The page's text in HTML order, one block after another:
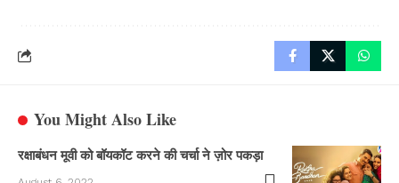
You Might Also Like
रक्षाबंधन मूवी को बॉयकॉट करने की चर्चा ने ज़ोर पकड़ा